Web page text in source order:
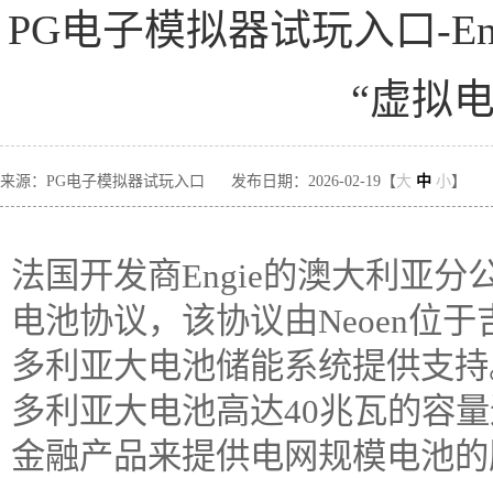
PG电子模拟器试玩入口-
“虚拟
来源：PG电子模拟器试玩入口 发布日期：2026-02-19【大 中 小】
法国开发商Engie的澳大利亚分
电池协议，该协议由Neoen位
多利亚大电池储能系统提供支
多利亚大电池高达40兆瓦的容
金融产品来提供电网规模电池